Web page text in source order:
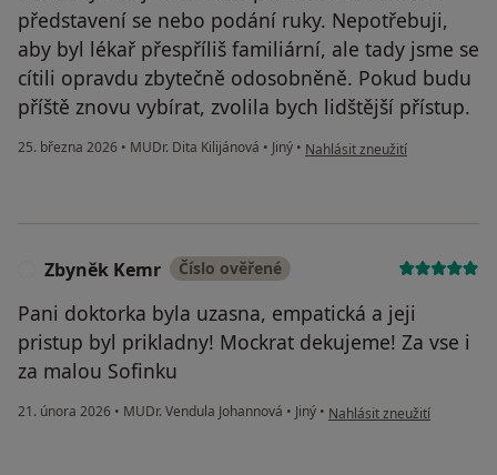
představení se nebo podání ruky. Nepotřebuji,
aby byl lékař přespříliš familiární, ale tady jsme se
cítili opravdu zbytečně odosobněně. Pokud budu
příště znovu vybírat, zvolila bych lidštější přístup.
25. března 2026 • MUDr. Dita Kilijánová • Jiný • podle názoru uživatele Karolína
Nahlásit zneužití
Zbyněk Kemr Číslo ověřené
Pani doktorka byla uzasna, empatická a jeji
pristup byl prikladny! Mockrat dekujeme! Za vse i
za malou Sofinku
21. února 2026 • MUDr. Vendula Johannová • Jiný • podle názoru uživatele
Nahlásit zneužití